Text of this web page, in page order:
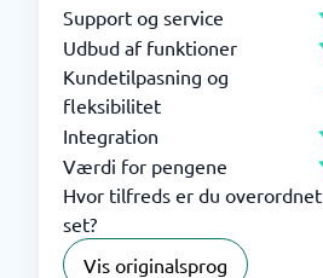
Support og service
Udbud af funktioner
Kundetilpasning og
fleksibilitet
Integration
Værdi for pengene
Hvor tilfreds er du overordnet
set?
Vis originalsprog